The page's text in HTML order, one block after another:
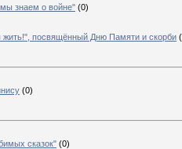
знаем о войне" (0)
посвящённый Дню Памяти и скорби
(0)
сказок" (0)